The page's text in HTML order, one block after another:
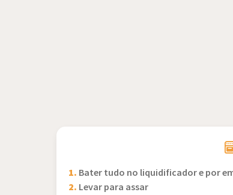
1. Bater tudo no liquidificador e por
2. Levar para assar